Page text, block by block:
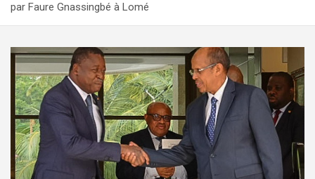
par Faure Gnassingbé à Lomé